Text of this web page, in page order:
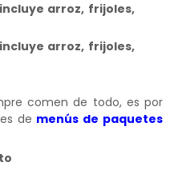
arroz, frijoles,
arroz, frijoles,
comen de todo, es por
de menús de paquetes